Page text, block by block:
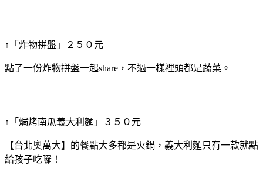
↑「炸物拼盤」２５０元
點了一份炸物拼盤一起share，不過一樣裡頭都是蔬菜。
↑「焗烤南瓜義大利麵」３５０元
【台北奧萬大】的餐點大多都是火鍋，義大利麵只有一款就點
給孩子吃囉！